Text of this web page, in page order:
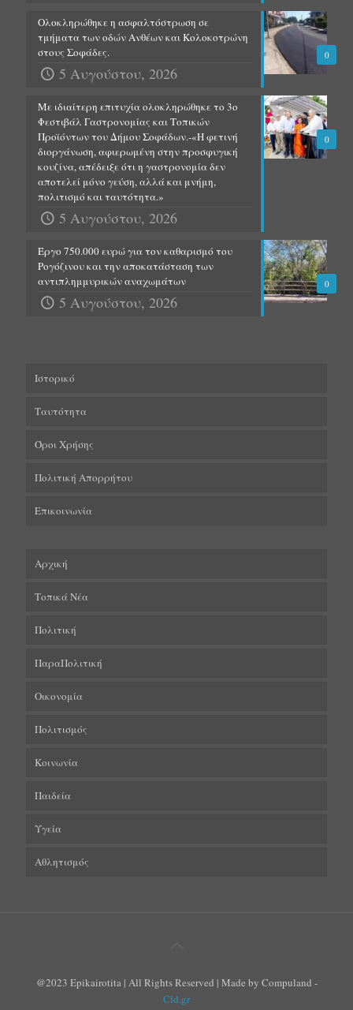
0
Ολοκληρώθηκε η ασφαλτόστρωση σε
τμήματα των οδών Ανθέων και Κολοκοτρώνη
στους Σοφάδες.
5 Αυγούστου, 2026
0
Με ιδιαίτερη επιτυχία ολοκληρώθηκε το 3ο
Φεστιβάλ Γαστρονομίας και Τοπικών
Προϊόντων του Δήμου Σοφάδων.-«Η φετινή
διοργάνωση, αφιερωμένη στην προσφυγική
κουζίνα, απέδειξε ότι η γαστρονομία δεν
αποτελεί μόνο γεύση, αλλά και μνήμη,
πολιτισμό και ταυτότητα.»
5 Αυγούστου, 2026
0
Έργο 750.000 ευρώ για τον καθαρισμό του
Ρογόζινου και την αποκατάσταση των
αντιπλημμυρικών αναχωμάτων
5 Αυγούστου, 2026
Ιστορικό
Ταυτότητα
Όροι Χρήσης
Πολιτική Απορρήτου
Επικοινωνία
Αρχική
Τοπικά Νέα
Πολιτική
ΠαραΠολιτική
Οικονομία
Πολιτισμός
Κοινωνία
Παιδεία
Υγεία
Αθλητισμός
@2023 Epikairotita | All Rights Reserved | Made by Compuland -
Cld.gr